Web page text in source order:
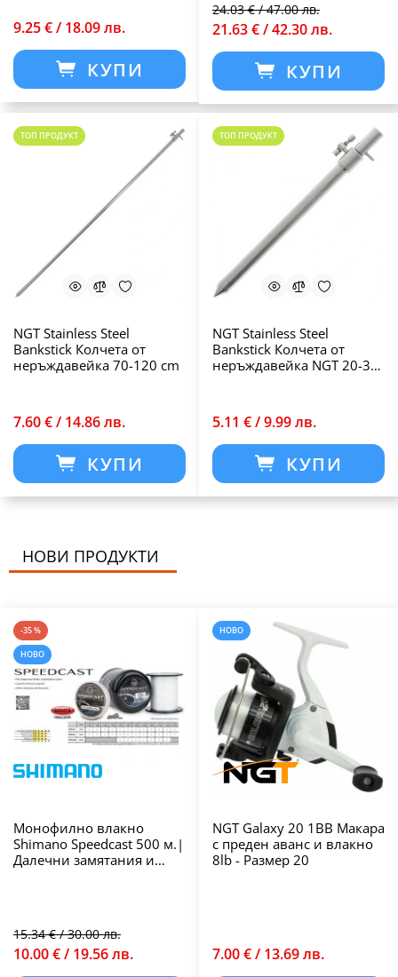
9.25 € / 18.09 лв.
КУПИ
24.03 € / 47.00 лв.
21.63 € / 42.30 лв.
КУПИ
ТОП ПРОДУКТ
NGT Stainless Steel
Bankstick Колчета от
неръждавейка 70-120 cm
7.60 € / 14.86 лв.
КУПИ
ТОП ПРОДУКТ
NGT Stainless Steel
Bankstick Колчета от
неръждавейка NGT 20-35
5.11 € / 9.99 лв.
КУПИ
НОВИ ПРОДУКТИ
-35 %
НОВО
Монофилно влакно
Shimano Speedcast 500 м.|
Далечни замятания и
15.34 € / 30.00 лв.
10.00 € / 19.56 лв.
НОВО
NGT Galaxy 20 1BB Макара
с преден аванс и влакно
8lb - Размер 20
7.00 € / 13.69 лв.